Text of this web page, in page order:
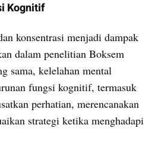
Kognitif
konsentrasi menjadi dampak
dalam penelitian Boksem
sama, kelelahan mental
fungsi kognitif, termasuk
perhatian, merencanakan
strategi ketika menghadapi